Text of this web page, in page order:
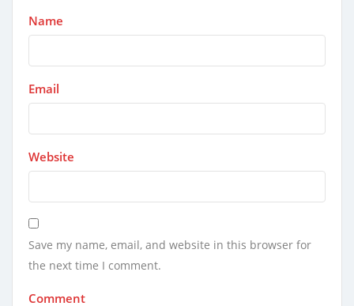
Name
Email
Website
Save my name, email, and website in this browser for
the next time I comment.
Comment